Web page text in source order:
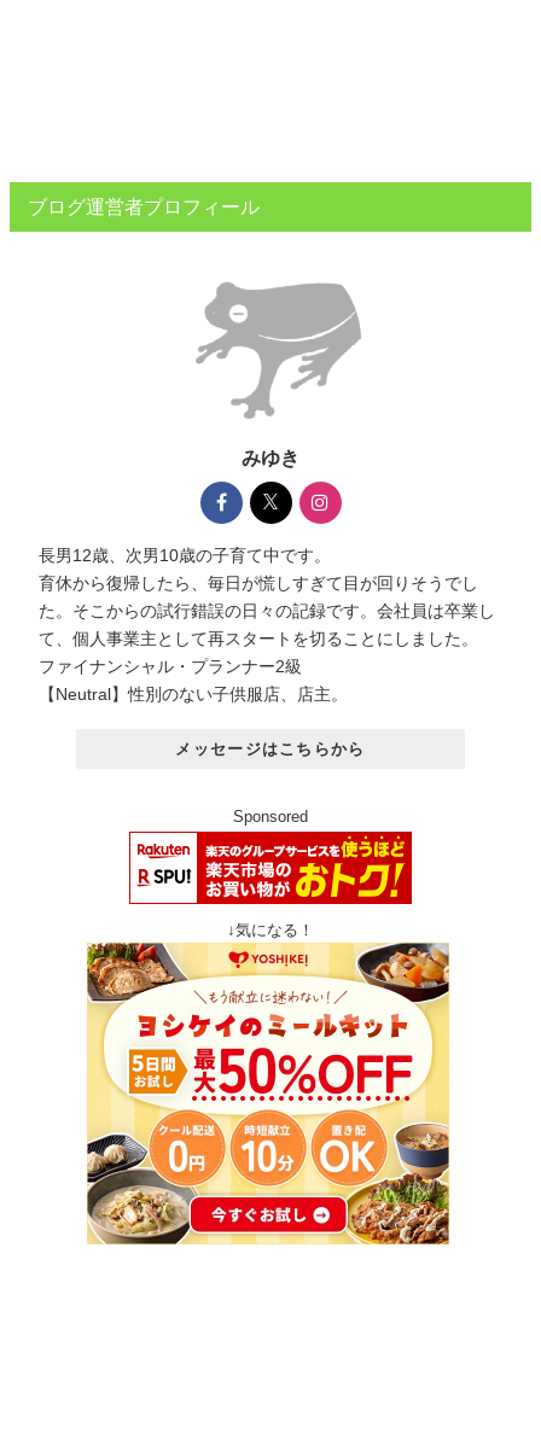
ブログ運営者プロフィール
みゆき
長男12歳、次男10歳の子育て中です。
育休から復帰したら、毎日が慌しすぎて目が回りそうでし
た。そこからの試行錯誤の日々の記録です。会社員は卒業し
て、個人事業主として再スタートを切ることにしました。
ファイナンシャル・プランナー2級
【Neutral】性別のない子供服店、店主。
メッセージはこちらから
Sponsored
↓気になる！